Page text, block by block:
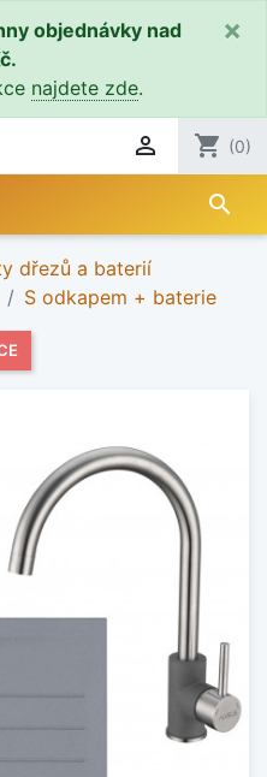
objednávky nad
najdete zde.
×
 shopping_cart (0)
search
dřezů a baterií
S odkapem + baterie